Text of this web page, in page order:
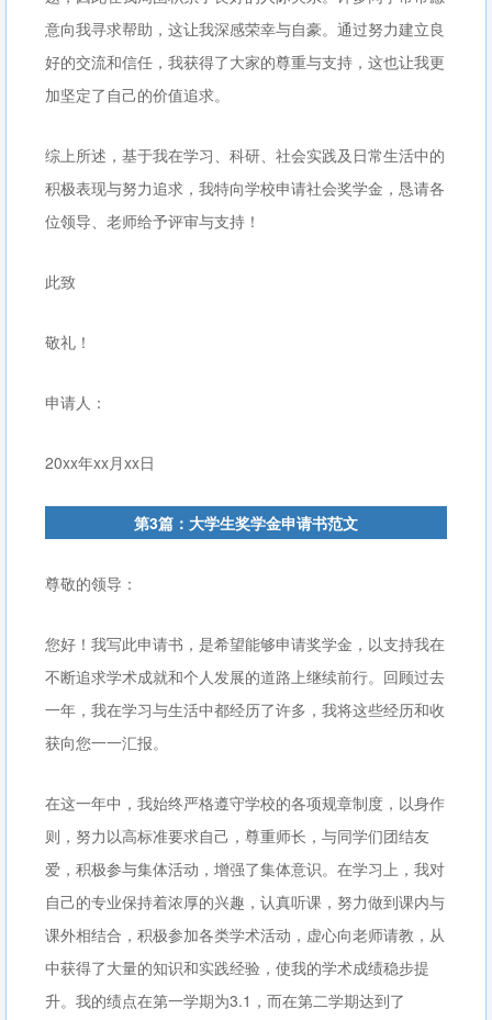
意向我寻求帮助，这让我深感荣幸与自豪。通过努力建立良
好的交流和信任，我获得了大家的尊重与支持，这也让我更
加坚定了自己的价值追求。
综上所述，基于我在学习、科研、社会实践及日常生活中的
积极表现与努力追求，我特向学校申请社会奖学金，恳请各
位领导、老师给予评审与支持！
此致
敬礼！
申请人：
20xx年xx月xx日
第3篇：大学生奖学金申请书范文
尊敬的领导：
您好！我写此申请书，是希望能够申请奖学金，以支持我在
不断追求学术成就和个人发展的道路上继续前行。回顾过去
一年，我在学习与生活中都经历了许多，我将这些经历和收
获向您一一汇报。
在这一年中，我始终严格遵守学校的各项规章制度，以身作
则，努力以高标准要求自己，尊重师长，与同学们团结友
爱，积极参与集体活动，增强了集体意识。在学习上，我对
自己的专业保持着浓厚的兴趣，认真听课，努力做到课内与
课外相结合，积极参加各类学术活动，虚心向老师请教，从
中获得了大量的知识和实践经验，使我的学术成绩稳步提
升。我的绩点在第一学期为3.1，而在第二学期达到了